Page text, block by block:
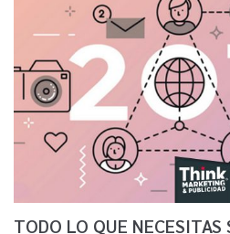
TODO LO QUE NECESITAS